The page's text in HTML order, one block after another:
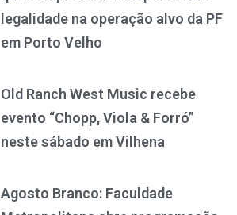
legalidade na operação alvo da PF
em Porto Velho
Old Ranch West Music recebe
evento “Chopp, Viola & Forró”
neste sábado em Vilhena
Agosto Branco: Faculdade